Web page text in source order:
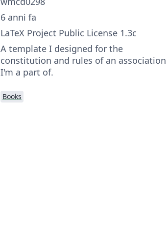
6 anni fa
LaTeX Project Public License 1.3c
A template I designed for the
constitution and rules of an association
I'm a part of.
Books